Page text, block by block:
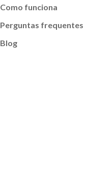
Como funciona
Perguntas frequentes
Blog